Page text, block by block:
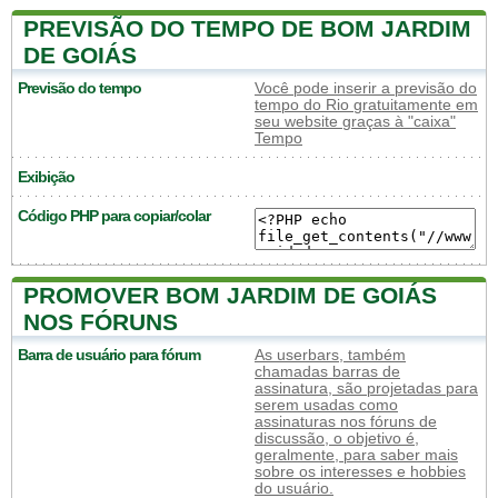
PREVISÃO DO TEMPO DE BOM JARDIM
DE GOIÁS
Previsão do tempo
Você pode inserir a previsão do
tempo do Rio gratuitamente em
seu website graças à "caixa"
Tempo
Exibição
Código PHP para copiar/colar
PROMOVER BOM JARDIM DE GOIÁS
NOS FÓRUNS
Barra de usuário para fórum
As userbars, também
chamadas barras de
assinatura, são projetadas para
serem usadas como
assinaturas nos fóruns de
discussão, o objetivo é,
geralmente, para saber mais
sobre os interesses e hobbies
do usuário.